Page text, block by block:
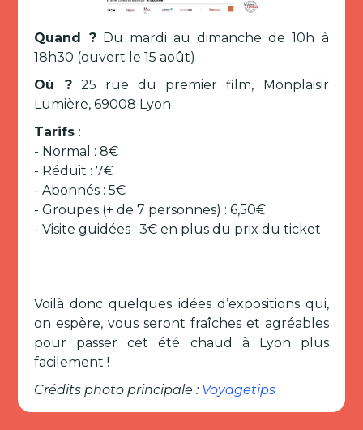
Quand ?Du mardi au dimanche de 10h à
18h30 (ouvert le 15 août)
Où ?25 rue du premier film, Monplaisir
Lumière, 69008 Lyon
Tarifs :
- Normal : 8€
- Réduit : 7€
- Abonnés : 5€
- Groupes (+ de 7 personnes) : 6,50€
- Visite guidées : 3€ en plus du prix du ticket
Voilà donc quelques idées d’expositions qui,
on espère, vous seront fraîches et agréables
pour passer cet été chaud à Lyon plus
facilement !
Crédits photo principale : Voyagetips